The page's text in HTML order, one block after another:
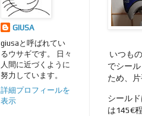
いつも
でシー
ため、
シール
は145€
GIUSA
giusaと呼ばれてい
るウサギです。 日々
人間に近づくように
努力しています。
詳細プロフィールを
表示